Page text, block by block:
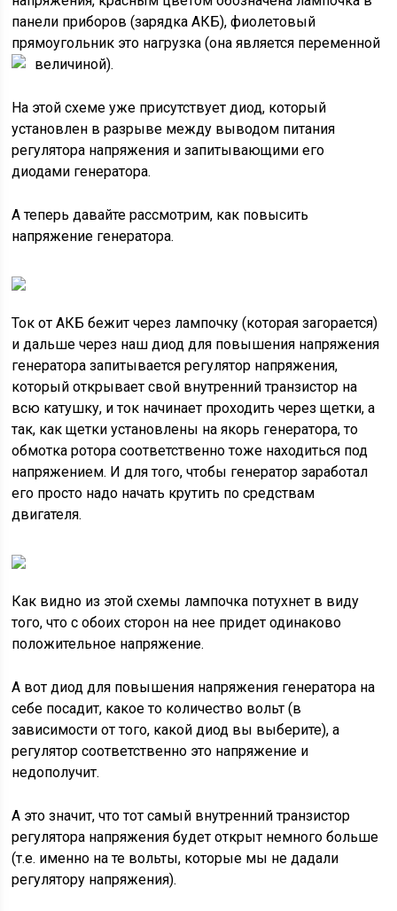
панели приборов (зарядка АКБ), фиолетовый
прямоугольник это нагрузка (она является переменной
величиной).
На этой схеме уже присутствует диод, который
установлен в разрыве между выводом питания
регулятора напряжения и запитывающими его
диодами генератора.
А теперь давайте рассмотрим, как повысить
напряжение генератора.
Ток от АКБ бежит через лампочку (которая загорается)
и дальше через наш диод для повышения напряжения
генератора запитывается регулятор напряжения,
который открывает свой внутренний транзистор на
всю катушку, и ток начинает проходить через щетки, а
так, как щетки установлены на якорь генератора, то
обмотка ротора соответственно тоже находиться под
напряжением. И для того, чтобы генератор заработал
его просто надо начать крутить по средствам
двигателя.
Как видно из этой схемы лампочка потухнет в виду
того, что с обоих сторон на нее придет одинаково
положительное напряжение.
А вот диод для повышения напряжения генератора на
себе посадит, какое то количество вольт (в
зависимости от того, какой диод вы выберите), а
регулятор соответственно это напряжение и
недополучит.
А это значит, что тот самый внутренний транзистор
регулятора напряжения будет открыт немного больше
(т.е. именно на те вольты, которые мы не дадали
регулятору напряжения).